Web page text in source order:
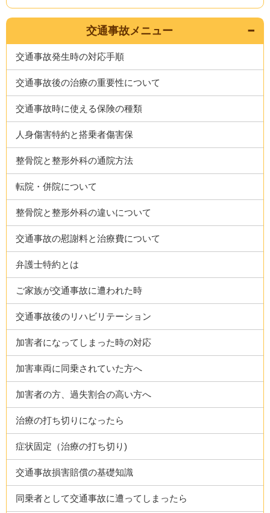
交通事故メニュー
交通事故発生時の対応手順
交通事故後の治療の重要性について
交通事故時に使える保険の種類
人身傷害特約と搭乗者傷害保
整骨院と整形外科の通院方法
転院・併院について
整骨院と整形外科の違いについて
交通事故の慰謝料と治療費について
弁護士特約とは
ご家族が交通事故に遭われた時
交通事故後のリハビリテーション
加害者になってしまった時の対応
加害車両に同乗されていた方へ
加害者の方、過失割合の高い方へ
治療の打ち切りになったら
症状固定（治療の打ち切り)
交通事故損害賠償の基礎知識
同乗者として交通事故に遭ってしまったら